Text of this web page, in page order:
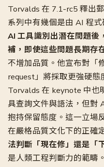
Torvalds 在 7.1-rc5 釋出
系列中有幾個是由 AI 程
AI 工具識別出潛在問題後
補，即使這些問題長期存
不增加品質。他宣布對「
request」將採取更強硬態
Torvalds 在 keynote 中也
具查詢文件與語法，但對
抱持保留態度。這一立場
在嚴格品質文化下的正
法判斷「現在修」還是「
是人類工程判斷力的範疇。